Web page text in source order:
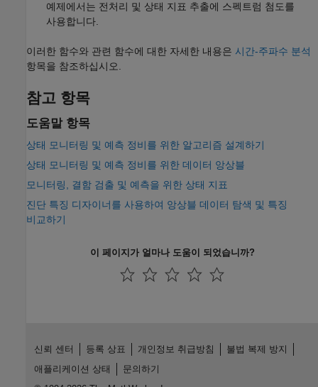
예제에서는 전처리 및 상태 지표 추출에 스펙트럼 첨도를
사용합니다.
이러한 함수와 관련 함수에 대한 자세한 내용은 시간-주파수 분석
항목을 참조하십시오.
참고 항목
도움말 항목
상태 모니터링 및 예측 정비를 위한 알고리즘 설계하기
상태 모니터링 및 예측 정비를 위한 데이터 앙상블
모니터링, 결함 검출 및 예측을 위한 상태 지표
진단 특징 디자이너를 사용하여 앙상블 데이터 탐색 및 특징
비교하기
이 페이지가 얼마나 도움이 되었습니까?
신뢰 센터 등록 상표 개인정보 취급방침
불법 복제 방지
애플리케이션 상태
문의하기